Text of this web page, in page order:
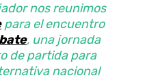
nos reunimos
para el encuentro
, una jornada
de partida para
nacional